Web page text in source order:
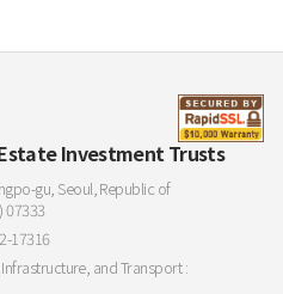
Investment Trusts
gu, Seoul, Republic of
07333
17316
and Transport :